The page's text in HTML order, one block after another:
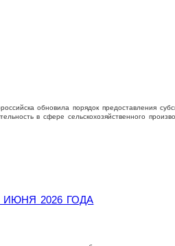
обновила порядок предоставления
в сфере сельскохозяйственного
2026 ГОДА